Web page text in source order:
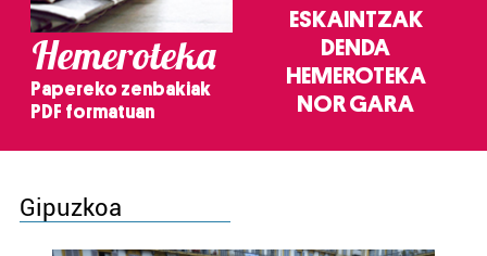
Hemeroteka
Papereko zenbakiak
PDF formatuan
ESKAINTZAK
DENDA
HEMEROTEKA
NOR GARA
Gipuzkoa